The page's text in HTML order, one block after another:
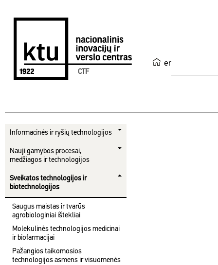
en
CTF
Informacinės ir ryšių technologijos
Nauji gamybos procesai,
medžiagos ir technologijos
Sveikatos technologijos ir
biotechnologijos
Saugus maistas ir tvarūs
agrobiologiniai ištekliai
Molekulinės technologijos medicinai
ir biofarmacijai
Pažangios taikomosios
technologijos asmens ir visuomenės